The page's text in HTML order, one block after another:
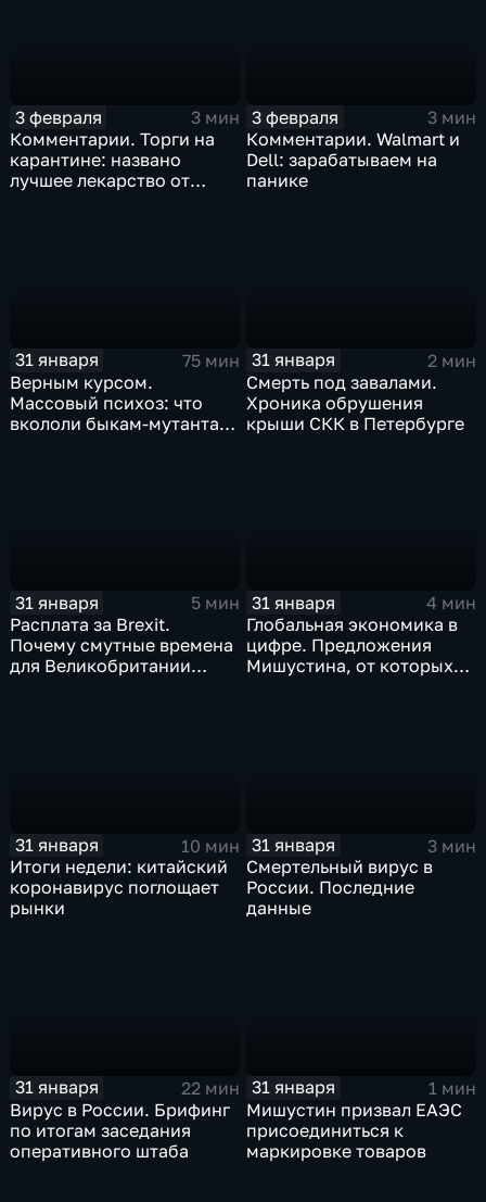
3 февраля
3 мин
Комментарии. Торги на
карантине: названо
лучшее лекарство от
3 февраля
3 мин
Комментарии. Walmart и
Dell: зарабатываем на
панике
31 января
75 мин
Верным курсом.
Массовый психоз: что
вкололи быкам-мутантам,
31 января
2 мин
Смерть под завалами.
Хроника обрушения
крыши СКК в Петербурге
31 января
5 мин
Расплата за Brexit.
Почему смутные времена
для Великобритании
31 января
4 мин
Глобальная экономика в
цифре. Предложения
Мишустина, от которых
31 января
10 мин
Итоги недели: китайский
коронавирус поглощает
рынки
31 января
3 мин
Смертельный вирус в
России. Последние
данные
31 января
22 мин
Вирус в России. Брифинг
по итогам заседания
оперативного штаба
31 января
1 мин
Мишустин призвал ЕАЭС
присоединиться к
маркировке товаров